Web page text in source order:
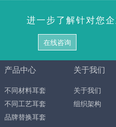
进一步了解针对您
在线咨询
产品中心
不同材料耳套
不同工艺耳套
品牌替换耳套
关于我们
关于我们
组织架构